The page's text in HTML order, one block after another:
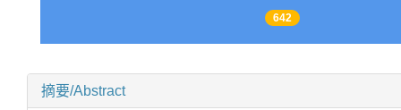
642
摘要/Abstract